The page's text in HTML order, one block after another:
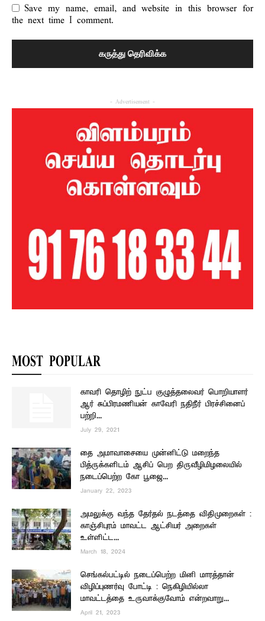
Save my name, email, and website in this browser for
the next time I comment.
- Advertisement -
MOST POPULAR
காவரி தொழிற் நுட்ப குழுத்தலைவர் பொறியாளர்
ஆர் சுப்பிரமணியன் காவேரி நதிநீர் பிரச்சினைப்
பற்றி...
July 29, 2021
தை அமாவாசையை முன்னிட்டு மறைந்த
பித்ருக்களிடம் ஆசிப் பெற திருவீழிமிழலையில்
நடைப்பெற்ற கோ பூஜை...
January 22, 2023
அமலுக்கு வந்த தேர்தல் நடத்தை விதிமுறைகள் :
காஞ்சிபுரம் மாவட்ட ஆட்சியர் அறைகள்
உள்ளிட்ட...
March 18, 2024
செங்கல்பட்டில் நடைப்பெற்ற மினி மாரத்தான்
விழிப்புணர்வு போட்டி : நெகிழியில்லா
மாவட்டத்தை உருவாக்குவோம் என்றவாறு...
April 21, 2023